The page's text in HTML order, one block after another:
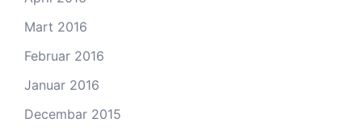
Mart 2016
Februar 2016
Januar 2016
Decembar 2015